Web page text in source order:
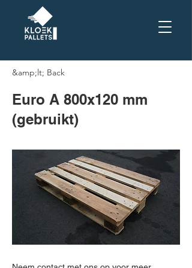
&amp;lt; Back
Euro A 800x120 mm
(gebruikt)